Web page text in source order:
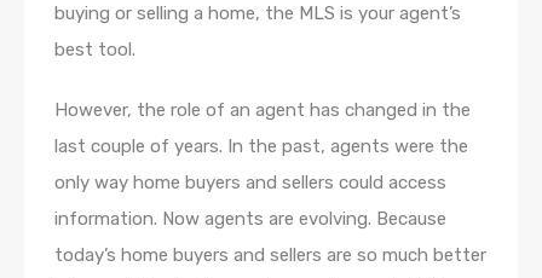
buying or selling a home, the MLS is your agent’s
best tool.
However, the role of an agent has changed in the
last couple of years. In the past, agents were the
only way home buyers and sellers could access
information. Now agents are evolving. Because
today’s home buyers and sellers are so much better